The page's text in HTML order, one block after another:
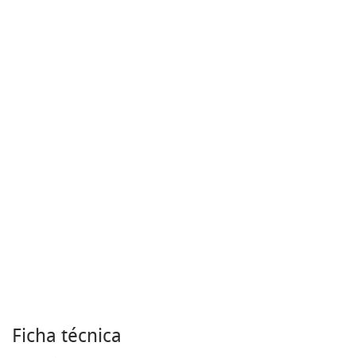
Ficha técnica